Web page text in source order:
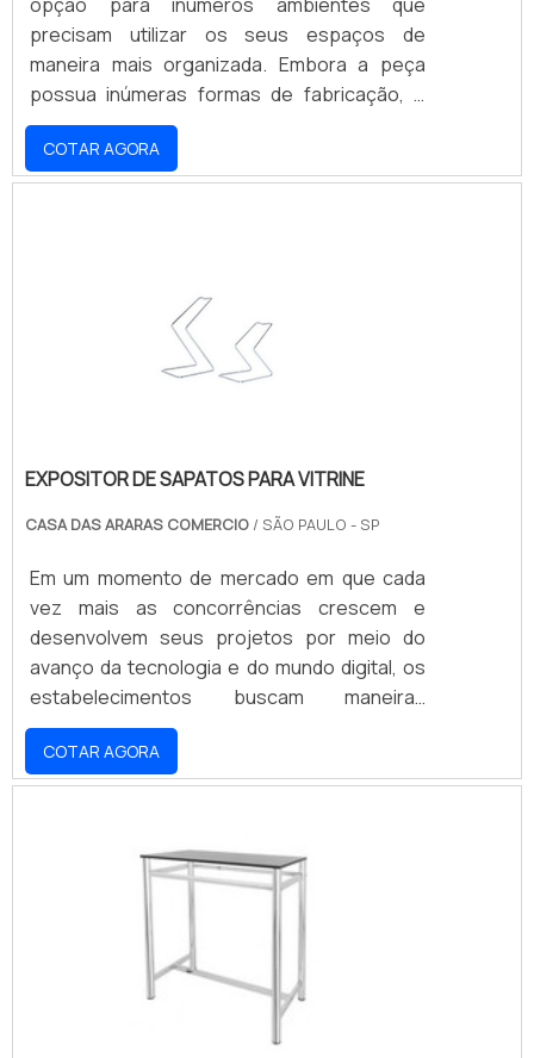
precisam utilizar os seus espaços de
maneira mais organizada. Embora a peça
possua inúmeras formas de fabricação, o
modelo em aço carbono é o mais funcional
em diferentes aspectos. ALTA RESISTÊNCIA
CONTRA IMPACTOSQuando produzido em
para permitir que o produto seja
anticorrosivo, pois a sua estrutura é.
COTAR AGORA
EXPOSITOR DE SAPATOS PARA VITRINE
CASA DAS ARARAS COMERCIO / SÃO PAULO - SP
Em um momento de mercado em que cada
vez mais as concorrências crescem e
desenvolvem seus projetos por meio do
avanço da tecnologia e do mundo digital, os
estabelecimentos buscam maneiras
criativas de terem um contato mais direto
com o cliente e apresentar seus produtos de
uma forma mais objetiva.Quando se trata de
principalmente pelo fato de que esses
estabelecimentos estão constantemente
oferecendo para seus clientes promoções e
lançamentos de itens.
COTAR AGORA